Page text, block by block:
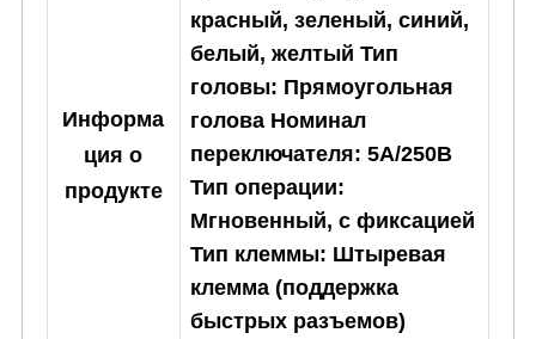
Информа
ция о
продукте
красный, зеленый, синий,
белый, желтый Тип
головы: Прямоугольная
голова Номинал
переключателя: 5А/250В
Тип операции:
Мгновенный, с фиксацией
Тип клеммы: Штыревая
клемма (поддержка
быстрых разъемов)